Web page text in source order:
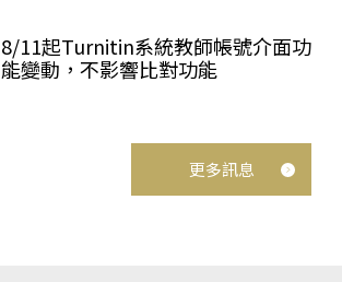
8/11起Turnitin系統教師帳號介面功
能變動，不影響比對功能
更多訊息